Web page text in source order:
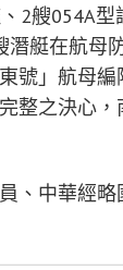
2艘054A
艇在航母
號」航母
整之決心
、中華經